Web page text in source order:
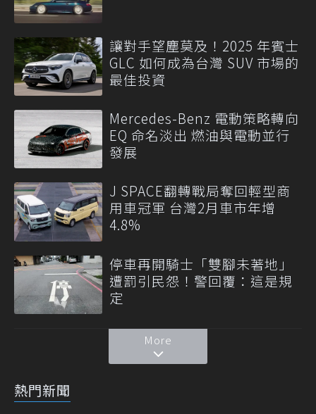
讓對手望塵莫及！2025 年賓士
GLC 如何成為台灣 SUV 市場的
最佳投資
Mercedes-Benz 電動策略轉向
EQ 命名淡出 燃油與電動並行
發展
J SPACE翻轉戰局奪回輕型商
用車冠軍 台灣2月車市年增
4.8%
停車再開騎士「雙腳未著地」
遭罰引民怨！警回覆：這是規
定
More
熱門新聞